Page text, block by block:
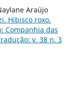
Araújo
Hibisco roxo.
Companhia das
v. 38 n. 3